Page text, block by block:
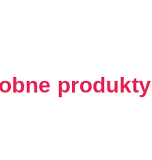
produkty